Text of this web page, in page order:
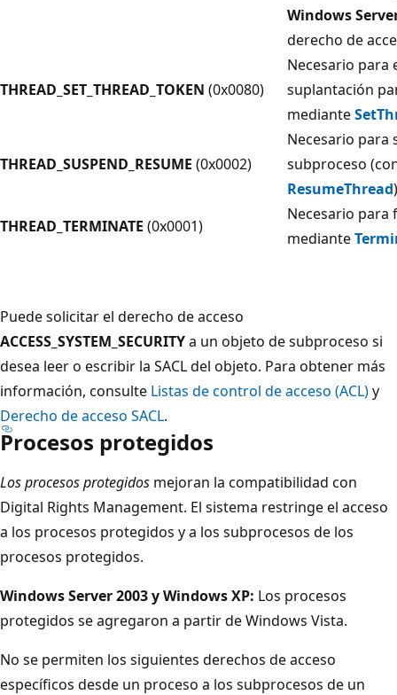
Windows
derecho de
THREAD_SET_THREAD_TOKEN (0x0080)
Necesario para
suplantación
mediante
THREAD_SUSPEND_RESUME (0x0002)
Necesario para
subproceso
ResumeThread
THREAD_TERMINATE (0x0001)
Necesario para
mediante
Puede solicitar el derecho de acceso
ACCESS_SYSTEM_SECURITYa un objeto de subproceso si
desea leer o escribir la SACL del objeto. Para obtener más
información, consulte Listas de control de acceso (ACL)y
Derecho de acceso SACL.
Procesos protegidos
Los procesos protegidos mejoran la compatibilidad con
Digital Rights Management. El sistema restringe el acceso
a los procesos protegidos y a los subprocesos de los
procesos protegidos.
Windows Server 2003 y Windows XP: Los procesos
protegidos se agregaron a partir de Windows Vista.
No se permiten los siguientes derechos de acceso
específicos desde un proceso a los subprocesos de un